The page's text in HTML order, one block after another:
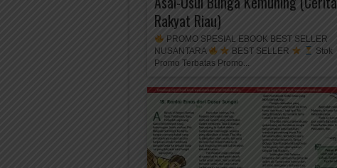
Rakyat Riau)
PROMO SPESIAL EBOOK BEST SELLER
NUSANTARA
BEST SELLER
Stok
Promo Terbatas Promo...